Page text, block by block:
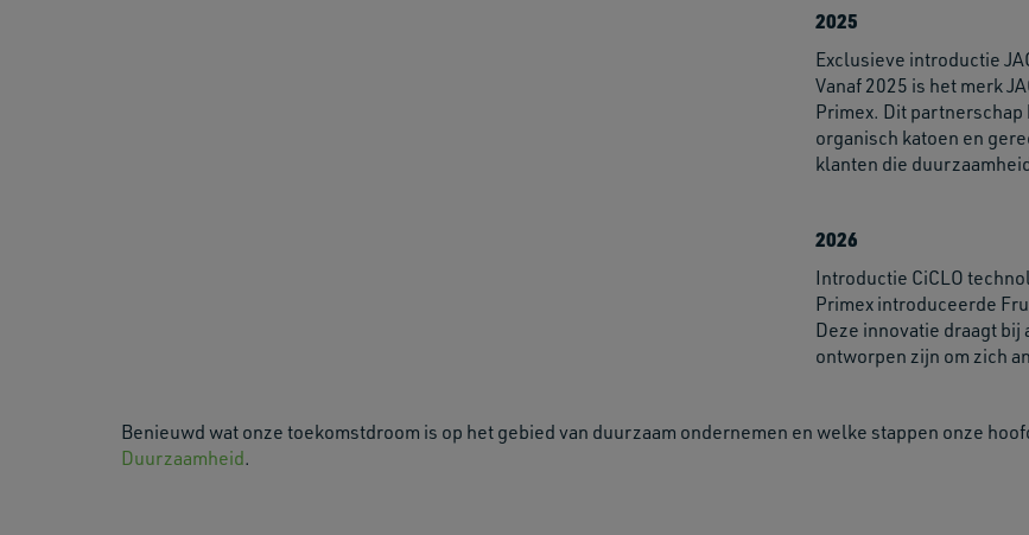
2025
Exclusieve introductie
Vanaf 2025 is het merk
Primex. Dit
organisch katoen en
klanten die
2026
Introductie CiCLO
Primex introduceerde
Deze innovatie draagt
ontworpen zijn om zich
Benieuwd wat onze toekomstdroom is op het gebied van duurzaam ondernemen en welke stappen onze
Duurzaamheid.